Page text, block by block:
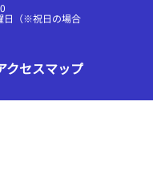
日（※祝日の場合
クセスマップ